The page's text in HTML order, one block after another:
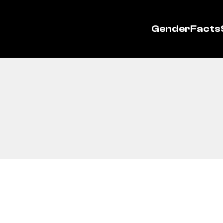
GenderFacts